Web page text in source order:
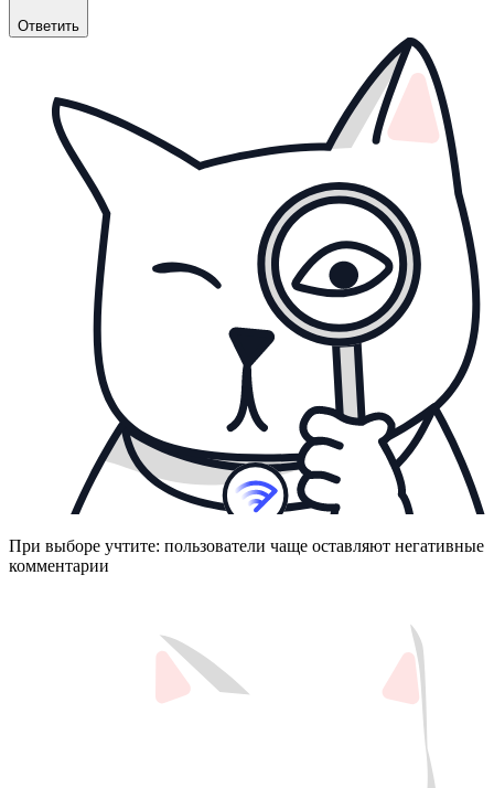
Ответить
При выборе учтите: пользователи чаще оставляют негативные
комментарии